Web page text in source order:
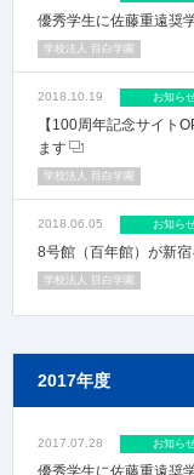
優秀学生に佐藤重遠奨
学校法人 目白学園
2018.10.19 お知ら
【100周年記念サイト
ます
学校法人 目白学園
2018.06.05 お知ら
8号館（百年館）が新
学校法人 目白学園
2017年度
2017.07.28 お知ら
優秀学生に佐藤重遠奨